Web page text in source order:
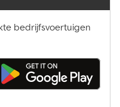
bedrijfsvoertuigen